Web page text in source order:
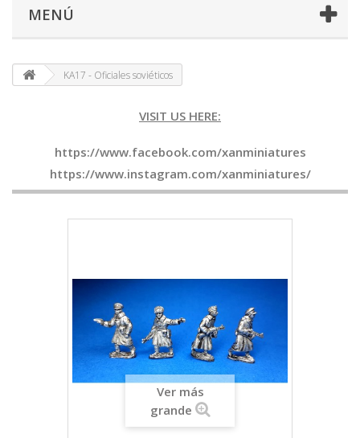
MENÚ
KA17 - Oficiales soviéticos
VISIT US HERE:
https://www.facebook.com/xanminiatures
https://www.instagram.com/xanminiatures/
Ver más
grande